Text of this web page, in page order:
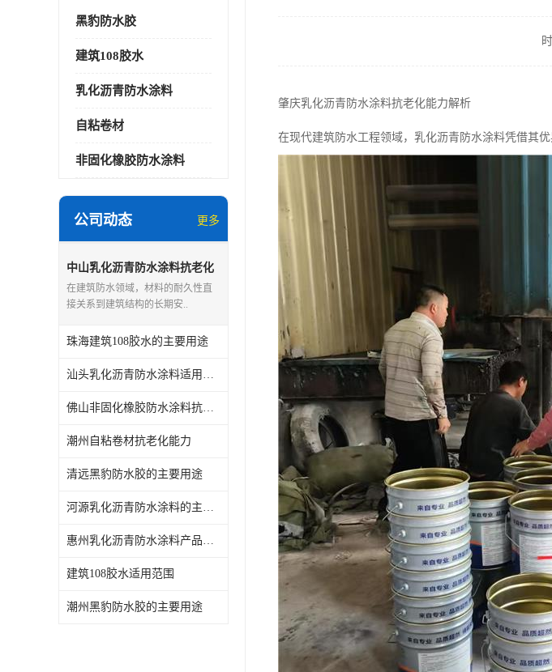
黑豹防水胶
建筑108胶水
乳化沥青防水涂料
自粘卷材
非固化橡胶防水涂料
公司动态 更多
中山乳化沥青防水涂料抗老化
能力
在建筑防水领域，材料的耐久性直
接关系到建筑结构的长期安..
珠海建筑108胶水的主要用途
汕头乳化沥青防水涂料适用范围
佛山非固化橡胶防水涂料抗老化能力
潮州自粘卷材抗老化能力
清远黑豹防水胶的主要用途
河源乳化沥青防水涂料的主要用途
惠州乳化沥青防水涂料产品介绍
建筑108胶水适用范围
潮州黑豹防水胶的主要用途
肇庆乳化沥青防水涂料抗老化能力解析
在现代建筑防水工程领域，乳化沥青防水涂料凭借其